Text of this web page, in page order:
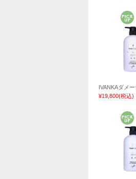
IVANKAダメ
¥19,800(税込)